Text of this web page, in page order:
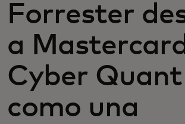
Forrester
a Mastercard
Cyber Quant
como una